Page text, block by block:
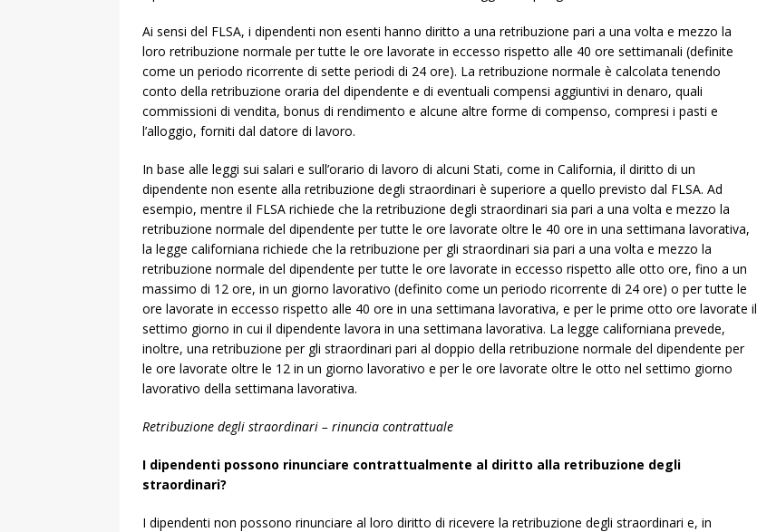
Ai sensi del FLSA, i dipendenti non esenti hanno diritto a una retribuzione pari a una volta e mezzo la
loro retribuzione normale per tutte le ore lavorate in eccesso rispetto alle 40 ore settimanali (definite
come un periodo ricorrente di sette periodi di 24 ore). La retribuzione normale è calcolata tenendo
conto della retribuzione oraria del dipendente e di eventuali compensi aggiuntivi in denaro, quali
commissioni di vendita, bonus di rendimento e alcune altre forme di compenso, compresi i pasti e
l’alloggio, forniti dal datore di lavoro.
In base alle leggi sui salari e sull’orario di lavoro di alcuni Stati, come in California, il diritto di un
dipendente non esente alla retribuzione degli straordinari è superiore a quello previsto dal FLSA. Ad
esempio, mentre il FLSA richiede che la retribuzione degli straordinari sia pari a una volta e mezzo la
retribuzione normale del dipendente per tutte le ore lavorate oltre le 40 ore in una settimana lavorativa,
la legge californiana richiede che la retribuzione per gli straordinari sia pari a una volta e mezzo la
retribuzione normale del dipendente per tutte le ore lavorate in eccesso rispetto alle otto ore, fino a un
massimo di 12 ore, in un giorno lavorativo (definito come un periodo ricorrente di 24 ore) o per tutte le
ore lavorate in eccesso rispetto alle 40 ore in una settimana lavorativa, e per le prime otto ore lavorate il
settimo giorno in cui il dipendente lavora in una settimana lavorativa. La legge californiana prevede,
inoltre, una retribuzione per gli straordinari pari al doppio della retribuzione normale del dipendente per
le ore lavorate oltre le 12 in un giorno lavorativo e per le ore lavorate oltre le otto nel settimo giorno
lavorativo della settimana lavorativa.
Retribuzione degli straordinari – rinuncia contrattuale
I dipendenti possono rinunciare contrattualmente al diritto alla retribuzione degli
straordinari?
I dipendenti non possono rinunciare al loro diritto di ricevere la retribuzione degli straordinari e, in